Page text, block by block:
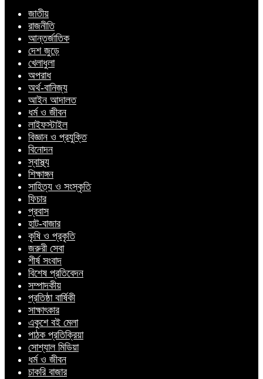
জাতীয়
রাজনীতি
আন্তর্জাতিক
দেশ জুড়ে
খেলাধুলা
অপরাধ
অর্থ-বানিজ্য
আইন আদালত
ধর্ম ও জীবন
লাইফস্টাইল
বিজ্ঞান ও প্রযুক্তি
বিনোদন
স্বাস্থ্য
শিক্ষাঙ্গন
সাহিত্য ও সংস্কৃতি
ফিচার
প্রবাস
হাট-বাজার
কৃষি ও প্রকৃতি
জরুরী সেবা
শীর্ষ সংবাদ
বিশেষ প্রতিবেদন
সম্পাদকীয়
প্রতিষ্ঠা বার্ষিকী
সাক্ষাৎকার
একুশে বই মেলা
পাঠক প্রতিক্রিয়া
সোশ্যাল মিডিয়া
ধর্ম ও জীবন
চাকরি বাজার